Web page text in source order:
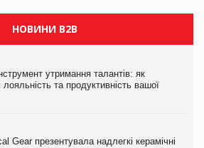
НОВИНИ B2B
утримання талантів: як
та продуктивність вашої
Gear презентувала надлегкі керамічні